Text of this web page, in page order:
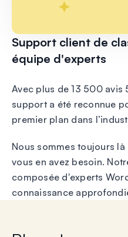
Support client de
équipe d'experts
Avec plus de 13 500
support a été reconnue
premier plan dans
Nous sommes toujours
vous en avez besoin.
composée d'experts
connaissance